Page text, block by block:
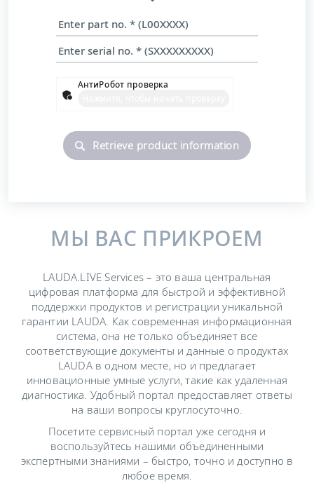
АнтиРобот проверка
Retrieve product information
МЫ ВАС ПРИКРОЕМ
LAUDA.LIVE Services – это ваша центральная
цифровая платформа для быстрой и эффективной
поддержки продуктов и регистрации уникальной
гарантии LAUDA. Как современная информационная
система, она не только объединяет все
соответствующие документы и данные о продуктах
LAUDA в одном месте, но и предлагает
инновационные умные услуги, такие как удаленная
диагностика. Удобный портал предоставляет ответы
на ваши вопросы круглосуточно.
Посетите сервисный портал уже сегодня и
воспользуйтесь нашими объединенными
экспертными знаниями – быстро, точно и доступно в
любое время.